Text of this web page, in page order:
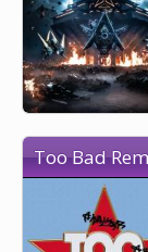
Too Bad